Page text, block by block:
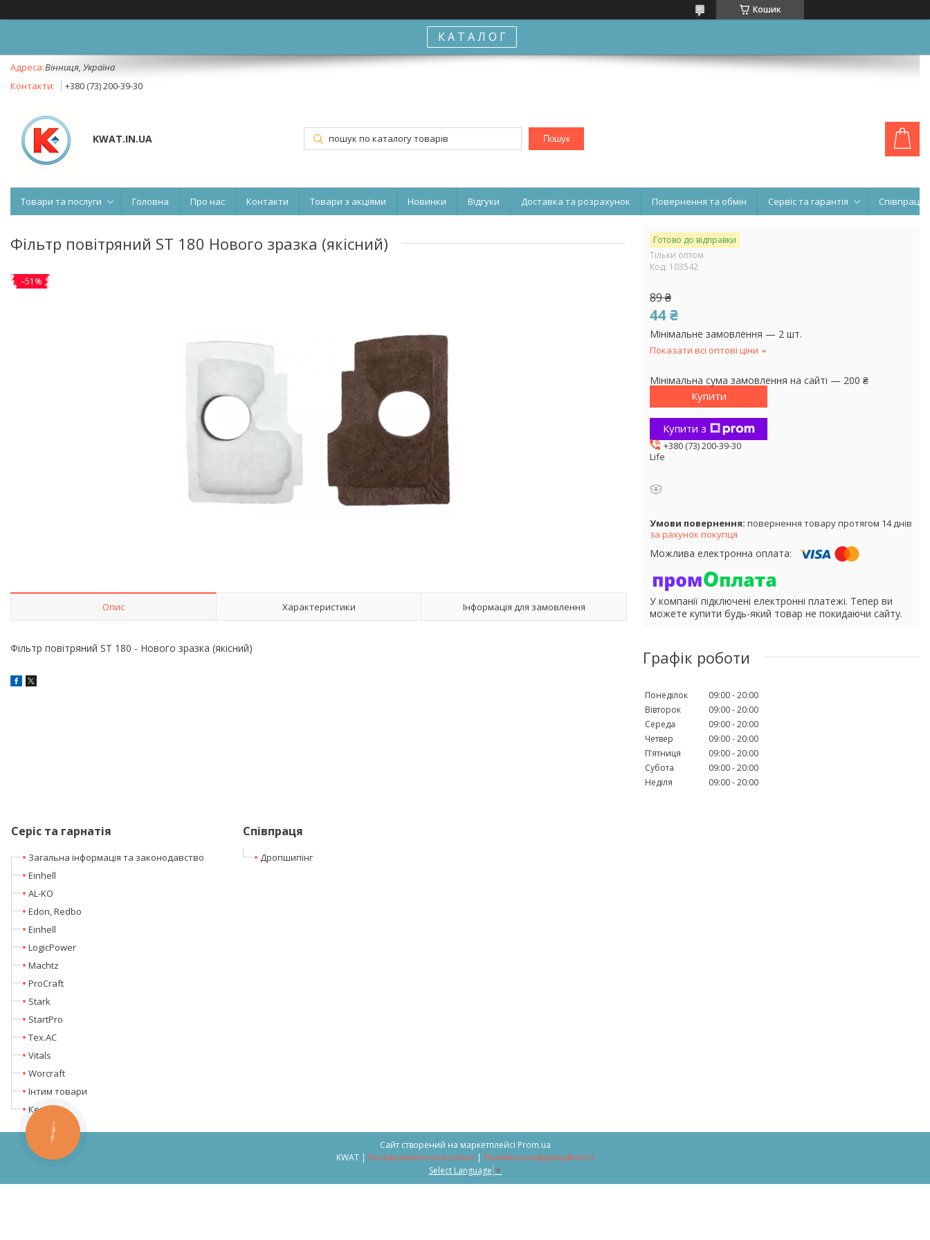
Кошик
К А Т А Л О Г
Вінниця, Україна
+380 (73) 200-39-30
KWAT.IN.UA Пошук
Товари та послуги Головна Про нас Контакти Товари з акціями Новинки Відгуки Доставка та розрахунок Повернення та обмін Сервіс та гарантія Співпраця
Фільтр повітряний ST 180 Нового зразка (якісний)
–51%
Опис Характеристики Інформація для замовлення
Фільтр повітряний ST 180 - Нового зразка (якісний)
Готово до відправки
Тільки оптом
Код: 103542
89 ₴
44 ₴
Мінімальне замовлення — 2 шт.
Показати всі оптові ціни
Мінімальна сума замовлення на сайті — 200 ₴
Купити
Купити з
+380 (73) 200-39-30
Life
повернення товару протягом 14 днів
за рахунок покупця
У компанії підключені електронні платежі. Тепер ви
можете купити будь-який товар не покидаючи сайту.
Графік роботи
Понеділок 09:00 20:00
Вівторок
09:00 20:00
Середа
09:00 20:00
Четвер
09:00 20:00
Пʼятниця
09:00 20:00
Субота
09:00 20:00
Неділя
09:00 20:00
Серіс та гарнатія
Загальна інформація та законодавство
Einhell
AL-KO
Edon, Redbo
Einhell
LogicPower
Machtz
ProCraft
Stark
StartPro
Tex.AC
Vitals
Worcraft
Інтим товари
Кентавр
Співпраця
Дропшипінг
Сайт створений на маркетплейсі Prom.ua
KWAT | Поскаржитися на контент | Політика конфіденційності
Select Language ▼
КНОПКА
ЗВ'ЯЗКУ